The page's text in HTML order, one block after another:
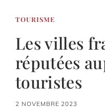
TOURISME
Les villes
réputées
touristes
2 NOVEMBRE 2023